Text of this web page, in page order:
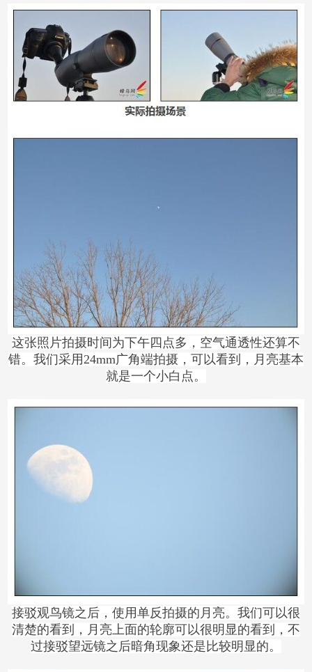
这张照片拍摄时间为下午四点多，空气通透性还算不
错。我们采用24mm广角端拍摄，可以看到，月亮基本
就是一个小白点。
接驳观鸟镜之后，使用单反拍摄的月亮。我们可以很
清楚的看到，月亮上面的轮廓可以很明显的看到，不
过接驳望远镜之后暗角现象还是比较明显的。